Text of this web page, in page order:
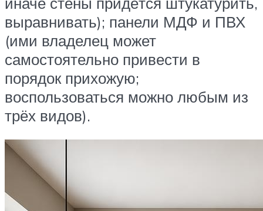
выравнивать); панели МДФ и ПВХ
(ими владелец может
самостоятельно привести в
порядок прихожую;
воспользоваться можно любым из
трёх видов).